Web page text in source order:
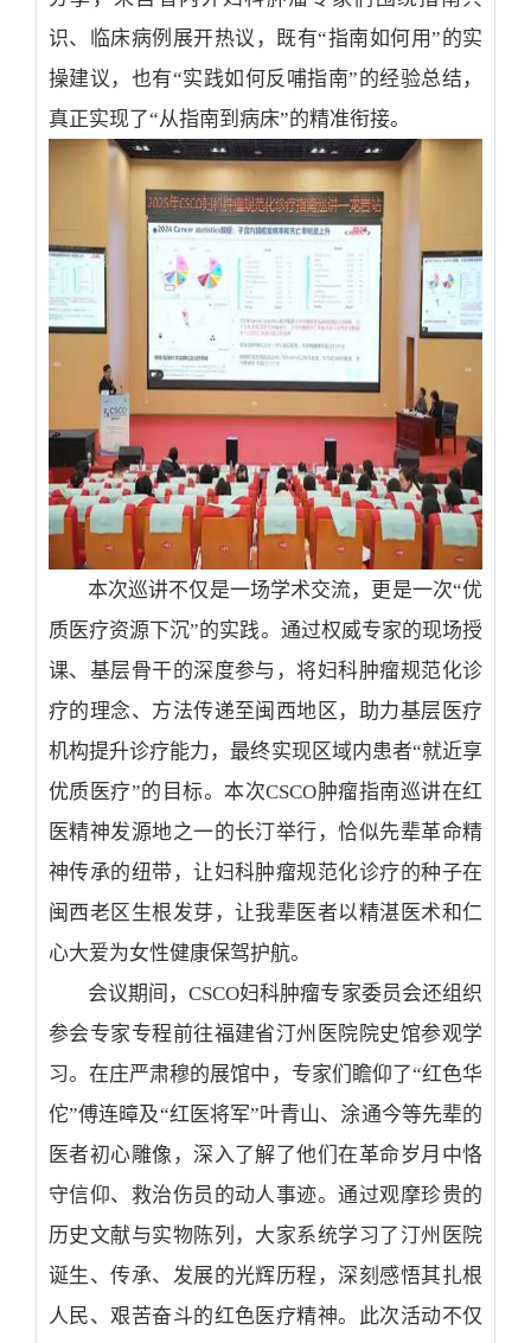
识、临床病例展开热议，既有“指南如何用”的实
操建议，也有“实践如何反哺指南”的经验总结，
真正实现了“从指南到病床”的精准衔接。
本次巡讲不仅是一场学术交流，更是一次“优
质医疗资源下沉”的实践。通过权威专家的现场授
课、基层骨干的深度参与，将妇科肿瘤规范化诊
疗的理念、方法传递至闽西地区，助力基层医疗
机构提升诊疗能力，最终实现区域内患者“就近享
优质医疗”的目标。本次CSCO肿瘤指南巡讲在红
医精神发源地之一的长汀举行，恰似先辈革命精
神传承的纽带，让妇科肿瘤规范化诊疗的种子在
闽西老区生根发芽，让我辈医者以精湛医术和仁
心大爱为女性健康保驾护航。
会议期间，CSCO妇科肿瘤专家委员会还组织
参会专家专程前往福建省汀州医院院史馆参观学
习。在庄严肃穆的展馆中，专家们瞻仰了“红色华
佗”傅连暲及“红医将军”叶青山、涂通今等先辈的
医者初心雕像，深入了解了他们在革命岁月中恪
守信仰、救治伤员的动人事迹。通过观摩珍贵的
历史文献与实物陈列，大家系统学习了汀州医院
诞生、传承、发展的光辉历程，深刻感悟其扎根
人民、艰苦奋斗的红色医疗精神。此次活动不仅